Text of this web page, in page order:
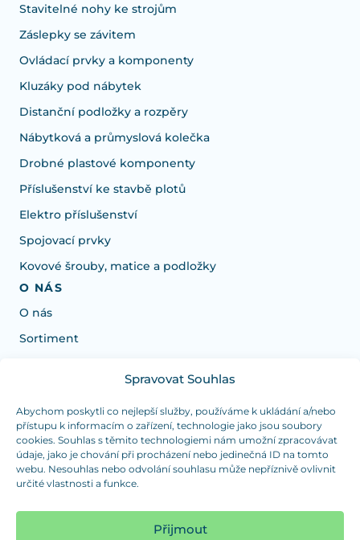
Spravovat Souhlas
Abychom poskytli co nejlepší služby, používáme k ukládání a/nebo
přístupu k informacím o zařízení, technologie jako jsou soubory
cookies. Souhlas s těmito technologiemi nám umožní zpracovávat
údaje, jako je chování při procházení nebo jedinečná ID na tomto
webu. Nesouhlas nebo odvolání souhlasu může nepříznivě ovlivnit
určité vlastnosti a funkce.
Přijmout
Stavitelné nohy ke strojům
Záslepky se závitem
Ovládací prvky a komponenty
Kluzáky pod nábytek
Distanční podložky a rozpěry
Nábytková a průmyslová kolečka
Drobné plastové komponenty
Příslušenství ke stavbě plotů
Elektro příslušenství
Spojovací prvky
Kovové šrouby, matice a podložky
O NÁS
O nás
Sortiment
Potrebujete poradiť s výberom?
Sme tu pre vás Pondelok-Štvrtok od: 7:30 - 15:30 hod
a Piatok od 7:30 - 14:30 hod
duranplast@duranplast.sk +421 0905 780 862
(platba iba v hotovosti)
Sme tu pre vás Pondelok-Štvrtok od: 7:30 - 15:30 hod